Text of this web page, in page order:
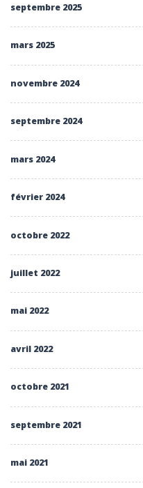
septembre 2025
mars 2025
novembre 2024
septembre 2024
mars 2024
février 2024
octobre 2022
juillet 2022
mai 2022
avril 2022
octobre 2021
septembre 2021
mai 2021